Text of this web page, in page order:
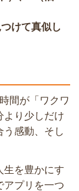
けて真似し
間が「ワクワ
より少しだけ
う感動、そし
生を豊かにす
アプリを一つ